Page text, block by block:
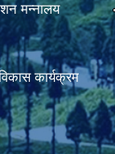
मन्नालय
कार्यक्रम